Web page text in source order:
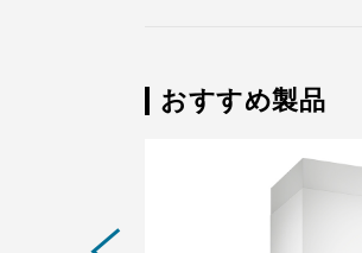
おすすめ製品